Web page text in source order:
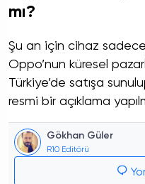
mı?
Şu an için cihaz
Oppo’nun küresel
Türkiye’de satışa
resmi bir açıklama
Gökhan Güler
R10 Editörü